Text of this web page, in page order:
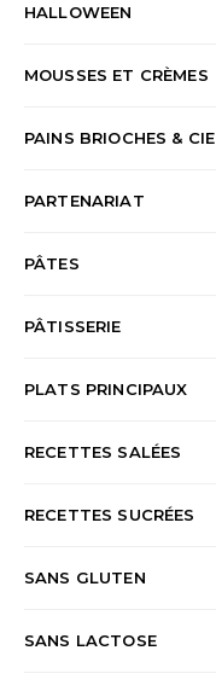
HALLOWEEN
MOUSSES ET CRÈMES
PAINS BRIOCHES & CIE
PARTENARIAT
PÂTES
PÂTISSERIE
PLATS PRINCIPAUX
RECETTES SALÉES
RECETTES SUCRÉES
SANS GLUTEN
SANS LACTOSE